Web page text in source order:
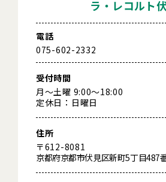
ラ・レコルト
電話
075-602-2332
受付時間
月～土曜 9:00～18:00
定休日：日曜日
住所
〒612-8081
京都府京都市伏見区新町5丁目487